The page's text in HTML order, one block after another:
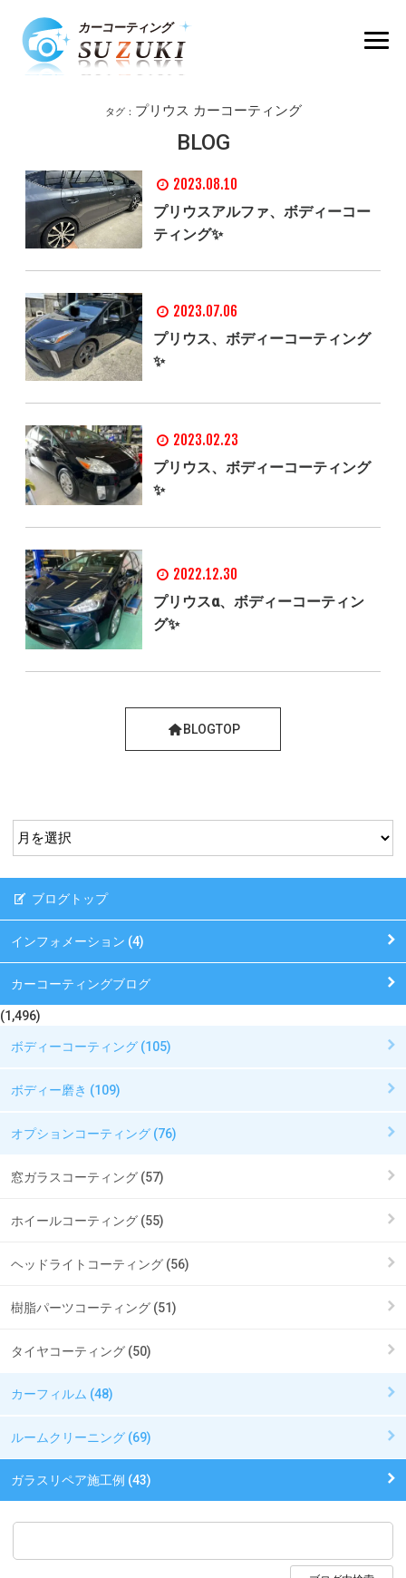
タグ： プリウス カーコーティング
BLOG
2023.08.10
プリウスアルファ、ボディーコー
ティング✨
2023.07.06
プリウス、ボディーコーティング
✨
2023.02.23
プリウス、ボディーコーティング
✨
2022.12.30
プリウスα、ボディーコーティン
グ✨
BLOGTOP
ブログトップ
インフォメーション (4)
カーコーティングブログ
(1,496)
ボディーコーティング (105)
ボディー磨き (109)
オプションコーティング (76)
窓ガラスコーティング (57)
ホイールコーティング (55)
ヘッドライトコーティング (56)
樹脂パーツコーティング (51)
タイヤコーティング (50)
カーフィルム (48)
ルームクリーニング (69)
ガラスリペア施工例 (43)